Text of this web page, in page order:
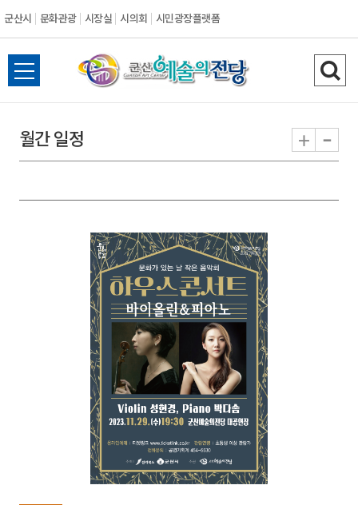
군산시 문화관광 시장실 시의회 시민광장플랫폼
군
산
전
체
뉴
열
검
색
기
월간 일정 + -